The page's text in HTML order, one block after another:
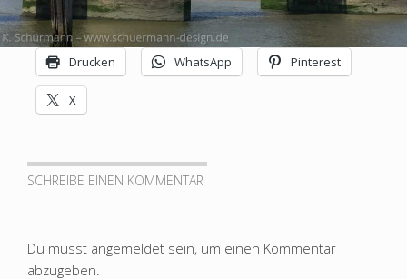
SCHUERMANN
Design
Bilder
Experimentelles
Drucken WhatsApp Pinterest
X
SCHREIBE EINEN KOMMENTAR
Du musst angemeldet sein, um einen Kommentar
abzugeben.